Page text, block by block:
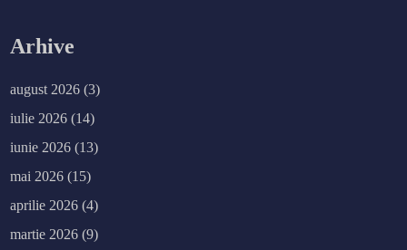
Arhive
august 2026 (3)
iulie 2026 (14)
iunie 2026 (13)
mai 2026 (15)
aprilie 2026 (4)
martie 2026 (9)